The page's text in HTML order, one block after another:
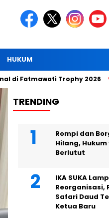
HUKUM
Trophy 2026
Headline
TRENDING
Rompi dan
Hilang,
Berlutut
IKA SUKA
Reorganisasi,
Safari Daud
Ketua Baru